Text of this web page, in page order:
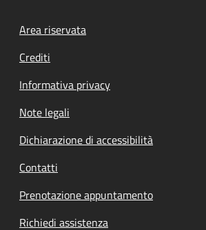
Footer menu
Area riservata
Crediti
Informativa privacy
Note legali
Dichiarazione di accessibilità
Contatti
Prenotazione appuntamento
Richiedi assistenza